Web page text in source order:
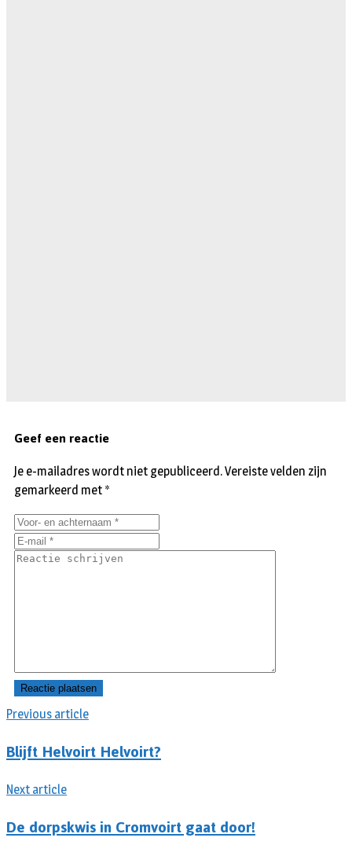
Previous article
Blijft Helvoirt Helvoirt?
Next article
De dorpskwis in Cromvoirt gaat door!
Geef een reactie
Je e-mailadres wordt niet gepubliceerd.Vereiste velden zijn
gemarkeerd met *